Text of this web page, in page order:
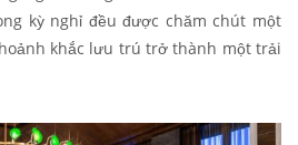
kỳ nghỉ đều được chăm chút một
khắc lưu trú trở thành một trải